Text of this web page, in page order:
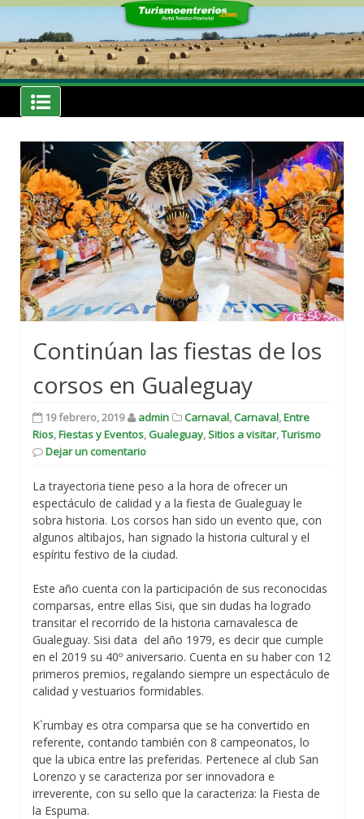
Skip
content
Noticias
Turismoentrerios.com
Continúan las fiestas de los
corsos en Gualeguay
19 febrero, 2019 admin Carnaval,Carnaval,Entre
Rios,Fiestas y Eventos, Gualeguay,Sitios a visitar,Turismo
Dejar un comentario
La trayectoria tiene peso a la hora de ofrecer un
espectáculo de calidad y a la fiesta de Gualeguay le
sobra historia. Los corsos han sido un evento que, con
algunos altibajos, han signado la historia cultural y el
espíritu festivo de la ciudad.
Este año cuenta con la participación de sus reconocidas
comparsas, entre ellas Sisi, que sin dudas ha logrado
transitar el recorrido de la historia carnavalesca de
Gualeguay. Sisi data del año 1979, es decir que cumple
en el 2019 su 40º aniversario. Cuenta en su haber con 12
primeros premios, regalando siempre un espectáculo de
calidad y vestuarios formidables.
K`rumbay es otra comparsa que se ha convertido en
referente, contando también con 8 campeonatos, lo
que la ubica entre las preferidas. Pertenece al club San
Lorenzo y se caracteriza por ser innovadora e
irreverente, con su sello que la caracteriza: la Fiesta de
la Espuma.